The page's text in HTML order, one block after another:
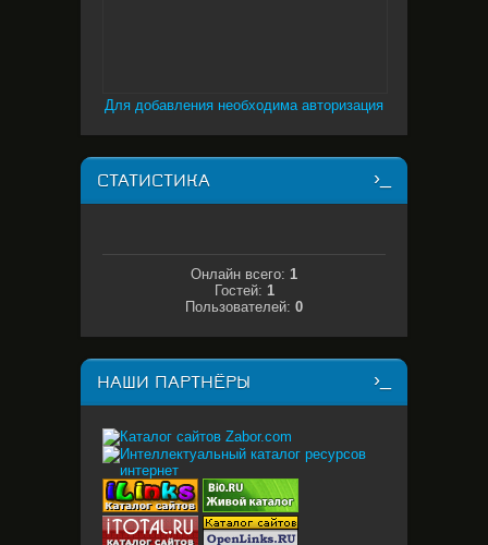
Для добавления необходима авторизация
СТАТИСТИКА
Онлайн всего: 1
Гостей: 1
Пользователей: 0
НАШИ ПАРТНЁРЫ